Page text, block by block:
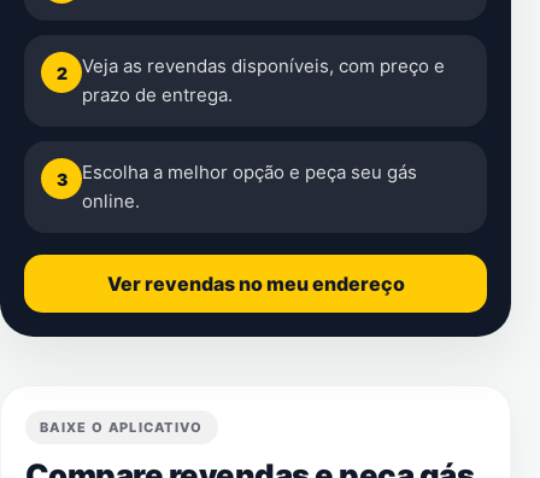
2
Veja as revendas disponíveis, com preço e
prazo de entrega.
3
Escolha a melhor opção e peça seu gás
online.
Ver revendas no meu endereço
BAIXE O APLICATIVO